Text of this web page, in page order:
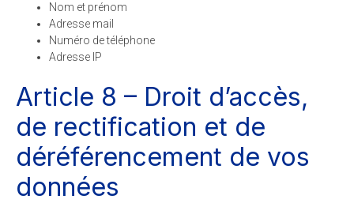
Nom et prénom
Adresse mail
Numéro de téléphone
Adresse IP
Article 8 – Droit d’accès,
de rectification et de
déréférencement de vos
données